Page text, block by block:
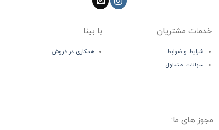
خدمات مشتریان
شرایط و ضوابط
سوالات متداول
با بینا
همکاری در فروش
مجوز های ما: